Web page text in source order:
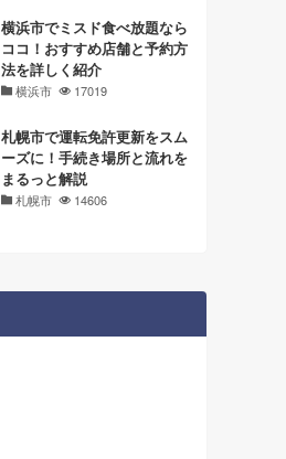
横浜市でミスド食べ放題なら
ココ！おすすめ店舗と予約方
法を詳しく紹介
横浜市 17019
札幌市で運転免許更新をスム
ーズに！手続き場所と流れを
まるっと解説
札幌市 14606